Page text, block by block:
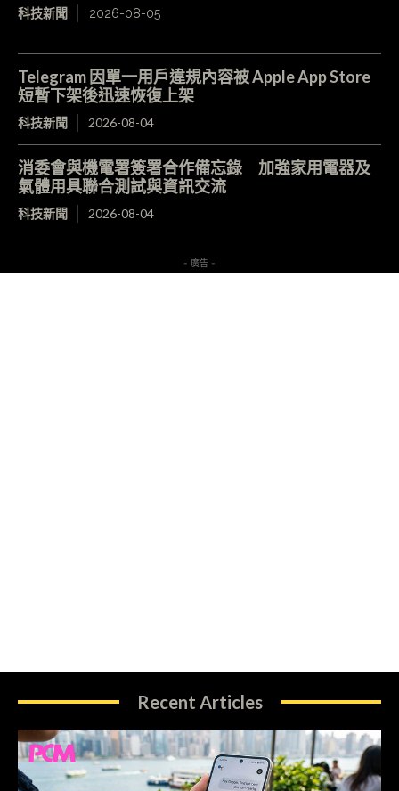
科技新聞 2026-08-05
Telegram 因單一用戶違規內容被 Apple App Store
短暫下架後迅速恢復上架
科技新聞 2026-08-04
消委會與機電署簽署合作備忘錄 加強家用電器及
氣體用具聯合測試與資訊交流
科技新聞 2026-08-04
- 廣告 -
Recent Articles